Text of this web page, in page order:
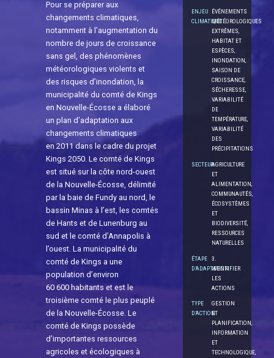
Pour se préparer aux
changements climatiques,
notamment à l’augmentation du
nombre de jours de croissance
sans gel, des phénomènes
météorologiques violents et
des risques d’inondation, la
municipalité du comté de Kings
en Nouvelle-Écosse a élaboré
un plan d’adaptation aux
changements climatiques
en 2011 dans le cadre du projet
Kings 2050. Le comté de Kings
est situé sur la côte nord-ouest
de la Nouvelle-Écosse, délimité
par la baie de Fundy au nord, le
bassin Minas à l’est, les comtés
de Hants et de Lunenburg au
sud et le comté d’Annapolis à
l’ouest. La municipalité du
comté de Kings a une
population d’environ
60 600 habitants et est le
troisième comté le plus peuplé
de la Nouvelle-Écosse. Le
comté de Kings possède
d’importantes ressources
agricoles et écologiques à
ENJEU
CLIMATIQUE
ÉVÉNEMENTS
MÉTÉOROLOGIQUES
EXTRÊMES,
HABITAT ET
ESPÈCES,
INONDATION,
SAISON DE
CROISSANCE,
SÉCHERESSE,
VARIABILITÉ
DE
TEMPÉRATURE,
VARIABILITÉ
DES
PRÉCIPITATIONS
SECTEURAGRICULTURE
ET
ALIMENTATION,
COMMUNAUTÉS,
ÉCOSYSTÈMES
ET
BIODIVERSITÉ,
RESSOURCES
NATURELLES
ÉTAPE
D’ADAPTATION
3.
IDENTIFIER
LES
ACTIONS
TYPE
D’ACTION
GESTION
ET
PLANIFICATION,
INFORMATION
ET
TECHNOLOGIQUE,